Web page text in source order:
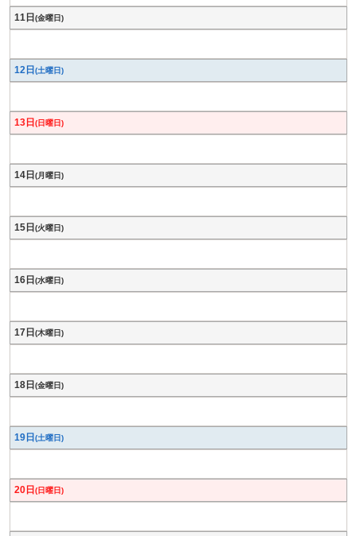
11日 (金曜日)
12日 (土曜日)
13日 (日曜日)
14日 (月曜日)
15日 (火曜日)
16日 (水曜日)
17日 (木曜日)
18日 (金曜日)
19日 (土曜日)
20日 (日曜日)